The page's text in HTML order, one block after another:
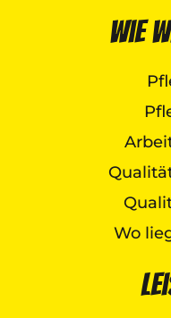
Wie
Wo